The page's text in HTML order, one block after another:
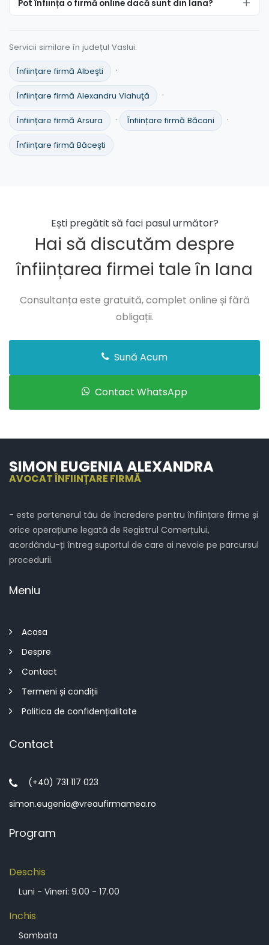
Pot înființa o firmă online dacă sunt din Iana?
Servicii similare în județul Vaslui:
Înființare firmă Albeşti ·
Înființare firmă Alexandru Vlahuţă ·
Înființare firmă Arsura · Înființare firmă Băcani ·
Înființare firmă Băceşti
Ești pregătit să faci pasul următor?
Hai să discutăm despre
înființarea firmei tale în Iana
Consultanța este gratuită, complet online și fără
obligații.
Sună Acum
Contact WhatsApp
SIMON EUGENIA ALEXANDRA
AVOCAT ÎNFIINȚARE FIRMĂ
- este partenerul tău de încredere pentru înființare firme și
orice operațiune legată de Registrul Comerțului,
acordându-ți întreg suportul de care ai nevoie pe parcursul
procedurii.
Meniu
Acasa
Despre
Contact
Termeni și condiții
Politica de confidențialitate
Contact
(+40) 731 117 023
simon.eugenia@vreaufirmamea.ro
Program
Deschis
Luni - Vineri: 9.00 - 17.00
Inchis
Sambata